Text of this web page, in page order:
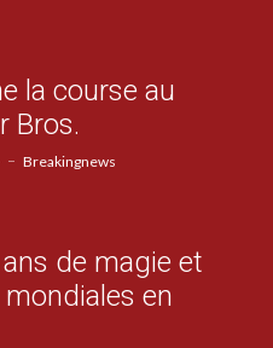
la course au
Bros.
Breakingnews
de magie et
en